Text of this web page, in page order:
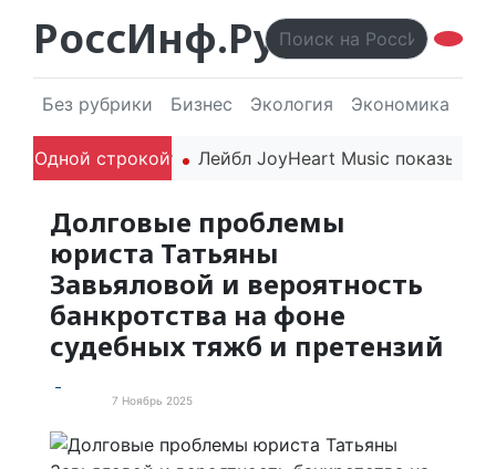
РоссИнф.Ру
Без рубрики Бизнес Экология Экономика
Одной строкой
впечатляют Лейбл JoyHeart Music показывает
Долговые проблемы
юриста Татьяны
Завьяловой и вероятность
банкротства на фоне
судебных тяжб и претензий
7 Ноябрь 2025